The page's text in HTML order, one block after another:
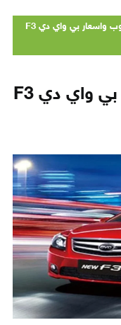
مواصفات وعيوب واسعار بي واي دي F3
مواصفات وعيوب واسعار بي واي دي F3